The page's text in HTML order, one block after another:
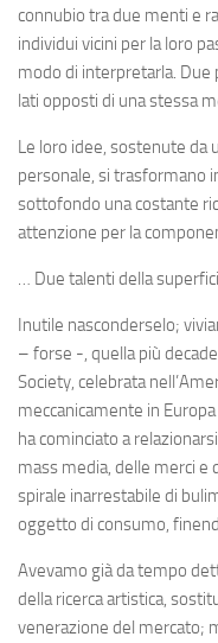
connubio tra due menti e
individui vicini per la loro
modo di interpretarla.
lati opposti di una stessa
Le loro idee, sostenute da
personale, si trasformano
sottofondo unacostante
attenzione per la
… Due talenti della
Inutile nasconderselo;
– forse -, quella più
Society, celebrata
meccanicamente in Europa
ha cominciato a
mass media, delle merci e
spirale inarrestabile di
oggetto di consumo,
Avevamo già da tempo
della ricerca artistica,
venerazione del mercato;